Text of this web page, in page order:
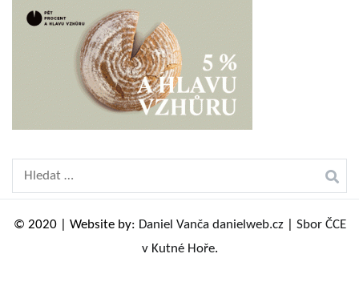
Vyhledávání
© 2020 | Website by: Daniel Vanča danielweb.cz| Sbor ČCE
v Kutné Hoře.